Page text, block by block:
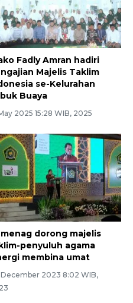
Fadly Amran hadiri
Majelis Taklim
se-Kelurahan
Buaya
2025 15:28 WIB, 2025
dorong majelis
penyuluh agama
membina umat
2023 8:02 WIB,